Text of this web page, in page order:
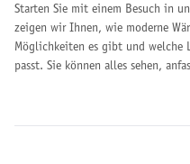
Starten Sie mit einem Besuch in
zeigen wir Ihnen, wie moderne
Möglichkeiten es gibt und welche
passt. Sie können alles sehen,